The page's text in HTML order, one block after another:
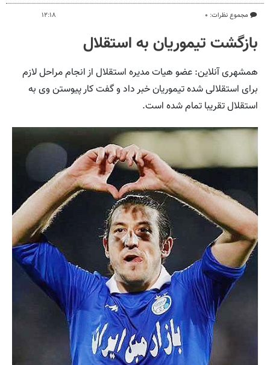
مجموع نظرات: ۰ ۱۲:۱۸
بازگشت تیموریان به استقلال
همشهری آنلاین: عضو هیات مدیره استقلال از انجام مراحل لازم
برای استقلالی شده تیموریان خبر داد و گفت کار پیوستن وی به
استقلال تقریبا تمام شده است.